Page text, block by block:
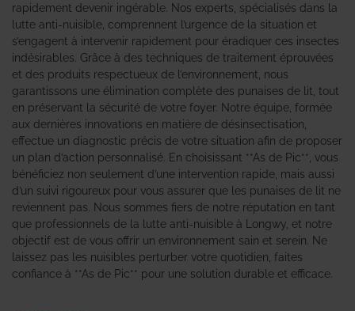
rapidement devenir ingérable. Nos experts, spécialisés dans la
lutte anti-nuisible, comprennent l’urgence de la situation et
s’engagent à intervenir rapidement pour éradiquer ces insectes
indésirables. Grâce à des techniques de traitement éprouvées
et des produits respectueux de l’environnement, nous
garantissons une élimination complète des punaises de lit, tout
en préservant la sécurité de votre foyer. Notre équipe, formée
aux dernières innovations en matière de désinsectisation,
effectue un diagnostic précis de votre situation afin de proposer
un plan d’action personnalisé. En choisissant **As de Pic**, vous
bénéficiez non seulement d’une intervention rapide, mais aussi
d’un suivi rigoureux pour vous assurer que les punaises de lit ne
reviennent pas. Nous sommes fiers de notre réputation en tant
que professionnels de la lutte anti-nuisible à Longwy, et notre
objectif est de vous offrir un environnement sain et serein. Ne
laissez pas les nuisibles perturber votre quotidien, faites
confiance à **As de Pic** pour une solution durable et efficace.